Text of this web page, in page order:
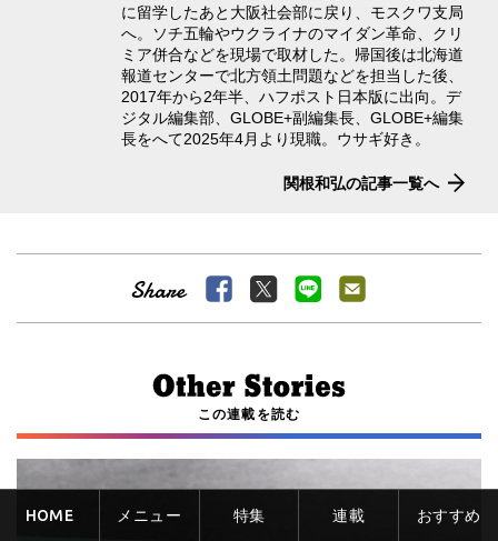
に留学したあと大阪社会部に戻り、モスクワ支局
へ。ソチ五輪やウクライナのマイダン革命、クリ
ミア併合などを現場で取材した。帰国後は北海道
報道センターで北方領土問題などを担当した後、
2017年から2年半、ハフポスト日本版に出向。デ
ジタル編集部、GLOBE+副編集長、GLOBE+編集
長をへて2025年4月より現職。ウサギ好き。
関根和弘の記事一覧へ
この連載を読む
HOME メニュー 特集 連載 おすすめ